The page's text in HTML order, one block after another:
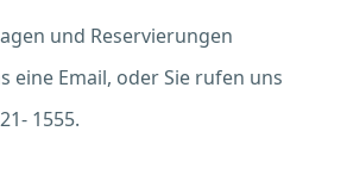
und Reservierungen
eine Email, oder Sie rufen uns
1555.